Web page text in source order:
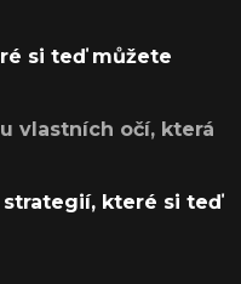
si teď můžete
vlastních očí, která
které si teď